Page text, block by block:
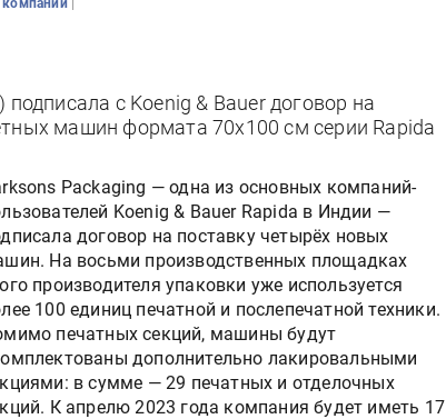
компаний
с Koenig & Bauer договор на
машин формата 70х100 см серии Rapida
Packaging — одна из основных компаний-
Koenig & Bauer Rapida в Индии —
договор на поставку четырёх новых
На восьми производственных площадках
производителя упаковки уже используется
100 единиц печатной и послепечатной техники.
печатных секций, машины будут
дополнительно лакировальными
в сумме — 29 печатных и отделочных
К апрелю 2023 года компания будет иметь 17